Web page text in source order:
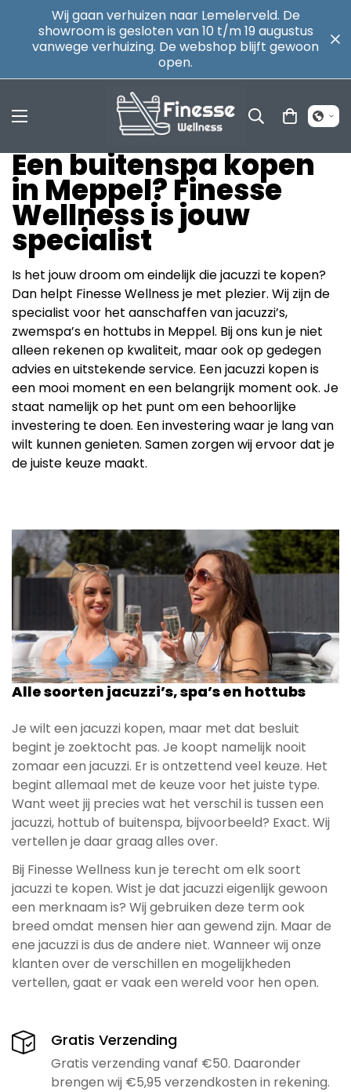
Wij gaan verhuizen naar Lemelerveld. De
showroom is gesloten van 10 t/m 19 augustus
vanwege verhuizing. De webshop blijft gewoon
open.
Een buitenspa kopen
in Meppel? Finesse
Wellness is jouw
specialist
Is het jouw droom om eindelijk die jacuzzi te kopen?
Dan helpt Finesse Wellness je met plezier. Wij zijn de
specialist voor het aanschaffen van jacuzzi’s,
zwemspa’s en hottubs in Meppel. Bij ons kun je niet
alleen rekenen op kwaliteit, maar ook op gedegen
advies en uitstekende service. Een jacuzzi kopen is
een mooi moment en een belangrijk moment ook. Je
staat namelijk op het punt om een behoorlijke
investering te doen. Een investering waar je lang van
wilt kunnen genieten. Samen zorgen wij ervoor dat je
de juiste keuze maakt.
Alle soorten jacuzzi’s, spa’s en hottubs
Je wilt een jacuzzi kopen, maar met dat besluit
begint je zoektocht pas. Je koopt namelijk nooit
zomaar een jacuzzi. Er is ontzettend veel keuze. Het
begint allemaal met de keuze voor het juiste type.
Want weet jij precies wat het verschil is tussen een
jacuzzi, hottub of buitenspa, bijvoorbeeld? Exact. Wij
vertellen je daar graag alles over.
Bij Finesse Wellness kun je terecht om elk soort
jacuzzi te kopen. Wist je dat jacuzzi eigenlijk gewoon
een merknaam is? Wij gebruiken deze term ook
breed omdat mensen hier aan gewend zijn. Maar de
ene jacuzzi is dus de andere niet. Wanneer wij onze
klanten over de verschillen en mogelijkheden
vertellen, gaat er vaak een wereld voor hen open.
Gratis Verzending
Gratis verzending vanaf €50. Daaronder
brengen wij €5,95 verzendkosten in rekening.